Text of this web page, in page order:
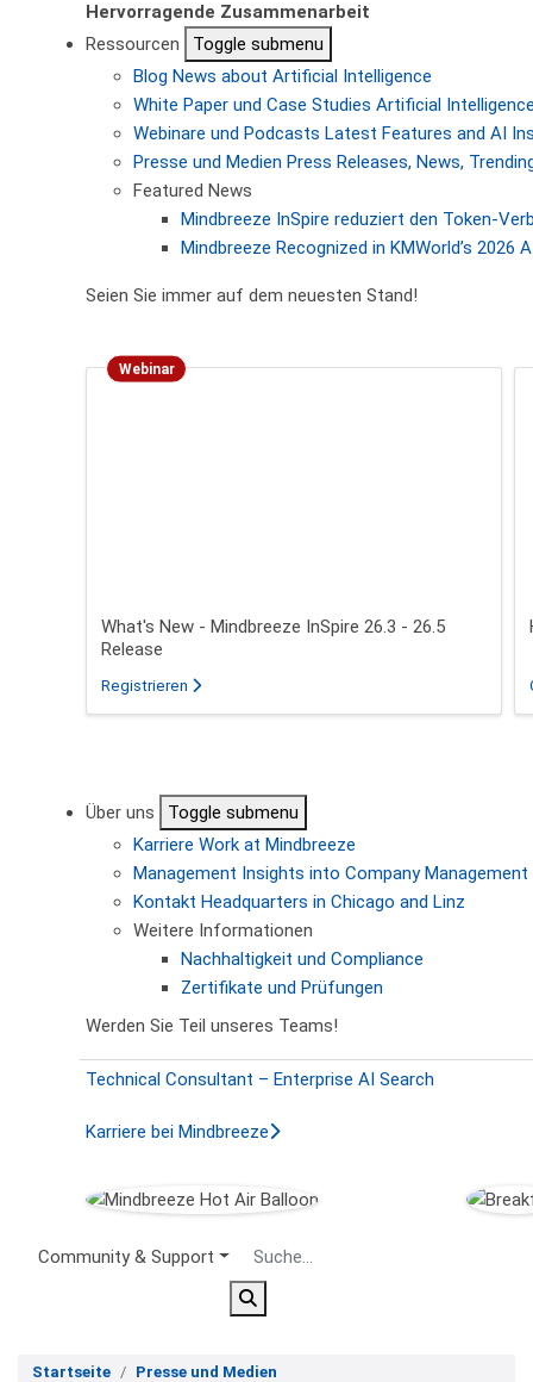
Hervorragende Zusammenarbeit
Ressourcen
Toggle submenu
Blog News about Artificial Intelligence
White Paper und Case Studies Artificial
Webinare und Podcasts Latest Features and AI
Presse und Medien Press Releases, News,
Featured News
Mindbreeze InSpire reduziert den Token-
Mindbreeze Recognized in KMWorld’s
Seien Sie immer auf dem neuesten Stand!
Webinar
What's New - Mindbreeze InSpire 26.3 - 26.5
Release
Registrieren für das Webinar über What's New - Mindbreeze
Über uns
Toggle submenu
Karriere Work at Mindbreeze
Management Insights into Company Management
Kontakt Headquarters in Chicago and Linz
Weitere Informationen
Nachhaltigkeit und Compliance
Zertifikate und Prüfungen
Werden Sie Teil unseres Teams!
Technical Consultant – Enterprise AI Search
Karriere bei Mindbreeze
Secondary Menu
Community & Support
Startseite
Presse und Medien